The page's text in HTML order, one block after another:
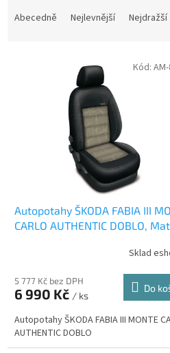
Abecedně Nejlevnější Nejdražší
Autopotahy ŠKODA FABIA III
CARLO AUTHENTIC DOBLO,
Sklad
5 777 Kč bez DPH
6 990 Kč / ks
Do
Autopotahy ŠKODA FABIA III MONTE
AUTHENTIC DOBLO
Kód: